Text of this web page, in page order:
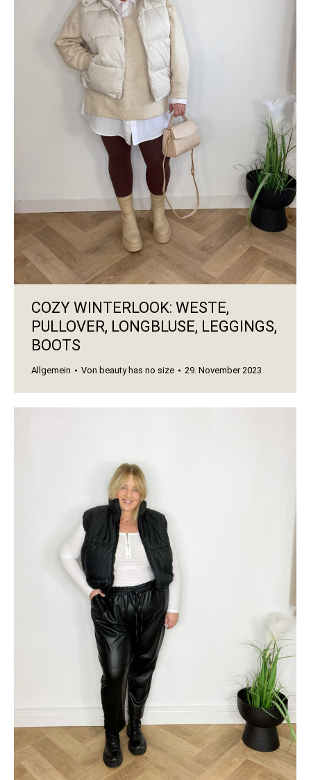
COZY WINTERLOOK: WESTE,
PULLOVER, LONGBLUSE, LEGGINGS,
BOOTS
Allgemein Von beauty has no size 29. November 2023